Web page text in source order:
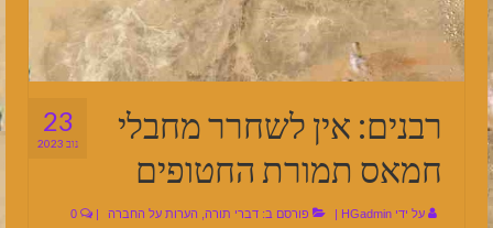
23
נוב 2023
רבנים: אין לשחרר מחבלי
חמאס תמורת החטופים
על ידי HGadmin פורסם ב: דברי תורה הערות על החברה